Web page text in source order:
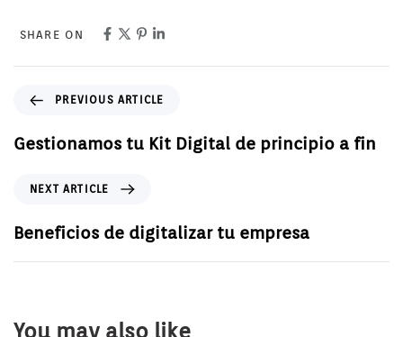
SHARE ON
PREVIOUS ARTICLE
Gestionamos tu Kit Digital de principio a fin
NEXT ARTICLE
Beneficios de digitalizar tu empresa
You may also like